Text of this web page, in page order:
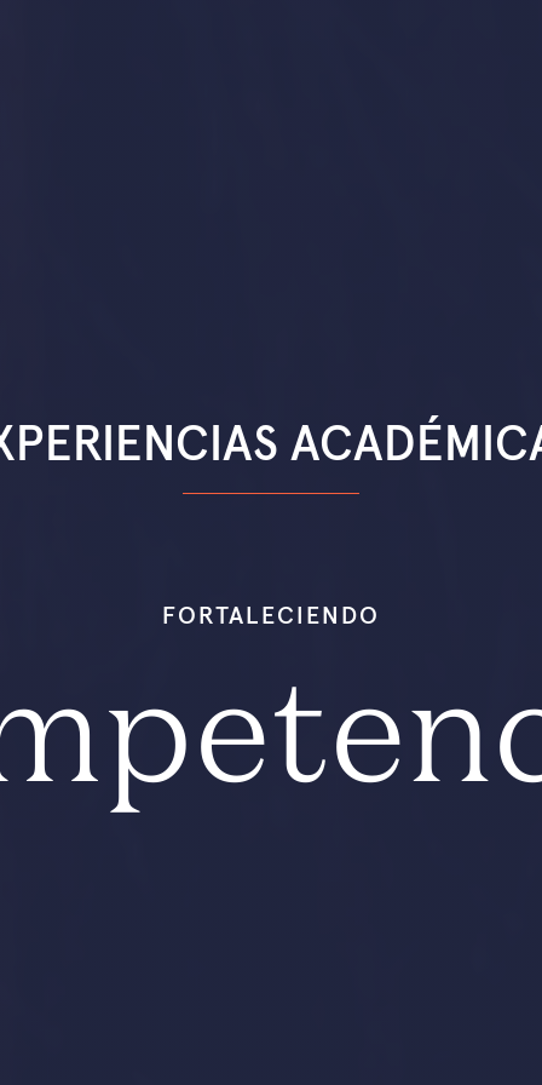
FORTALECIENDO